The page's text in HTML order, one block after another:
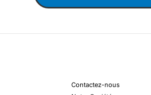
Contactez-nous